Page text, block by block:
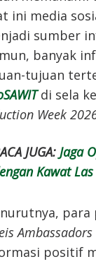
ini media
sumber
banyak
tujuan
di sela
Week
JUGA: Jaga
Kawat Las
Ambassadors
positif